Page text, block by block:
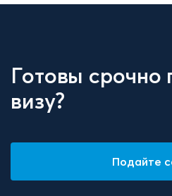
Готовы срочно
визу?
Подайте